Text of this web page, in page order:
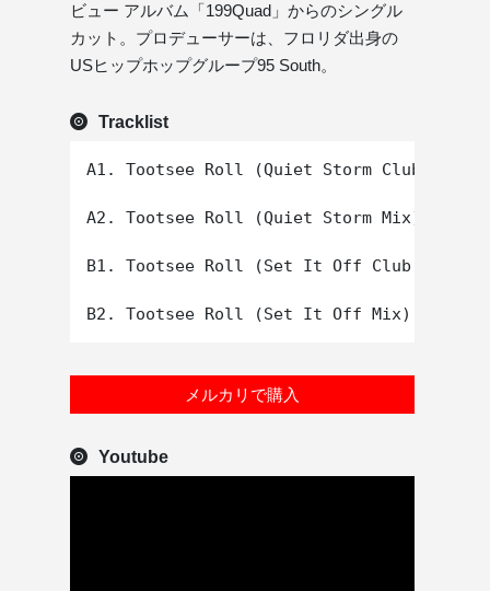
ビュー アルバム「199Quad」からのシングル
カット。プロデューサーは、フロリダ出身の
USヒップホップグループ95 South。
Tracklist
A1. Tootsee Roll (Quiet Storm Club Mix)
A2. Tootsee Roll (Quiet Storm Mix)
B1. Tootsee Roll (Set It Off Club Mix)
メルカリで購入
Youtube